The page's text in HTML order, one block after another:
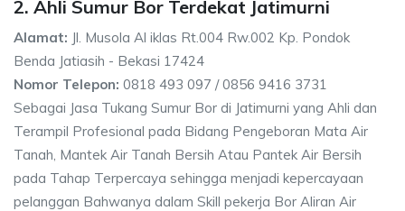
2. Ahli Sumur Bor Terdekat Jatimurni
Alamat: Jl. Musola Al iklas Rt.004 Rw.002 Kp. Pondok
Benda Jatiasih - Bekasi 17424
Nomor Telepon: 0818 493 097 / 0856 9416 3731
Sebagai Jasa Tukang Sumur Bor di Jatimurni yang Ahli dan
Terampil Profesional pada Bidang Pengeboran Mata Air
Tanah, Mantek Air Tanah Bersih Atau Pantek Air Bersih
pada Tahap Terpercaya sehingga menjadi kepercayaan
pelanggan Bahwanya dalam Skill pekerja Bor Aliran Air